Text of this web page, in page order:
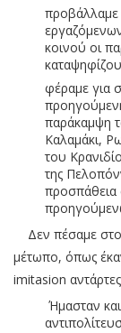
προβάλλαμε
κοινού οι
φέραμε για
παράκαμψη
Καλαμάκι,
του
της
Δεν πέσαμε στο
μέτωπο, όπως
imitasion
Ήμασταν